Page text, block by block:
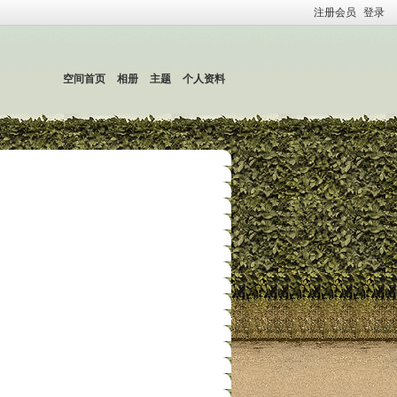
注册会员 登录
空间首页 相册 主题 个人资料